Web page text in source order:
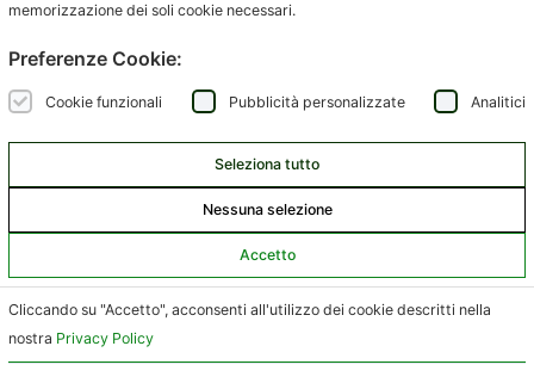
AZIENDE
AMBIENTE.IT
ARCODA
HPA
JUNKER APP
INFORMAZIONI
CONTATTI
Terranova
P. IVA / CF / n. R.I.FI 06139270489 – n. REA FI 603578 |
Privacy policy–Cookie policy
SOCIAL
memorizzazione dei soli cookie necessari.
Preferenze Cookie:
Cookie funzionali Pubblicità personalizzate Analitici
Seleziona tutto
Nessuna selezione
Accetto
Cliccando su "Accetto", acconsenti all'utilizzo dei cookie descritti nella
nostra Privacy Policy